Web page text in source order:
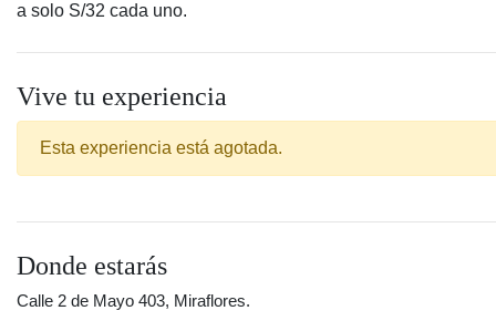
a solo S/32 cada uno.
Vive tu experiencia
Esta experiencia está agotada.
Donde estarás
Calle 2 de Mayo 403, Miraflores.